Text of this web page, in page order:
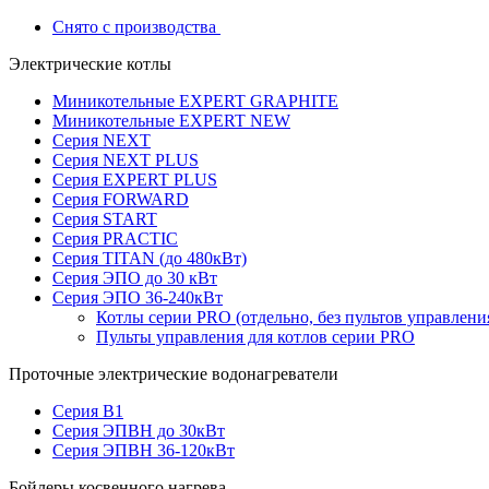
Снято с производства
Электрические котлы
Миникотельные EXPERT GRAPHITE
Миникотельные EXPERT NEW
Серия NEXT
Серия NEXT PLUS
Серия EXPERT PLUS
Серия FORWARD
Серия START
Серия PRACTIC
Серия TITAN (до 480кВт)
Серия ЭПО до 30 кВт
Серия ЭПО 36-240кВт
Котлы серии PRO (отдельно, без пультов
Пульты управления для котлов серии PRO
Проточные электрические водонагреватели
Серия В1
Серия ЭПВН до 30кВт
Серия ЭПВН 36-120кВт